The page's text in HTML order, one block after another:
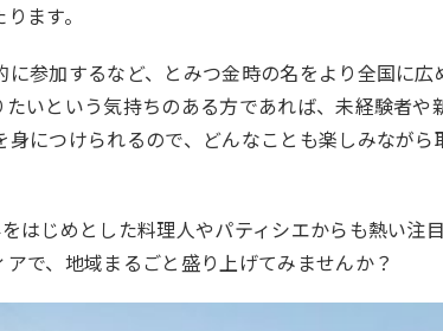
ます。
参加するなど、とみつ金時の名をより全国に広
いという気持ちのある方であれば、未経験者や
につけられるので、どんなことも楽しみながら
はじめとした料理人やパティシエからも熱い注
で、地域まるごと盛り上げてみませんか？